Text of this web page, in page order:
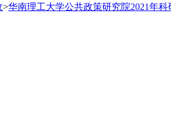
>华南理工大学公共政策研究院2021年